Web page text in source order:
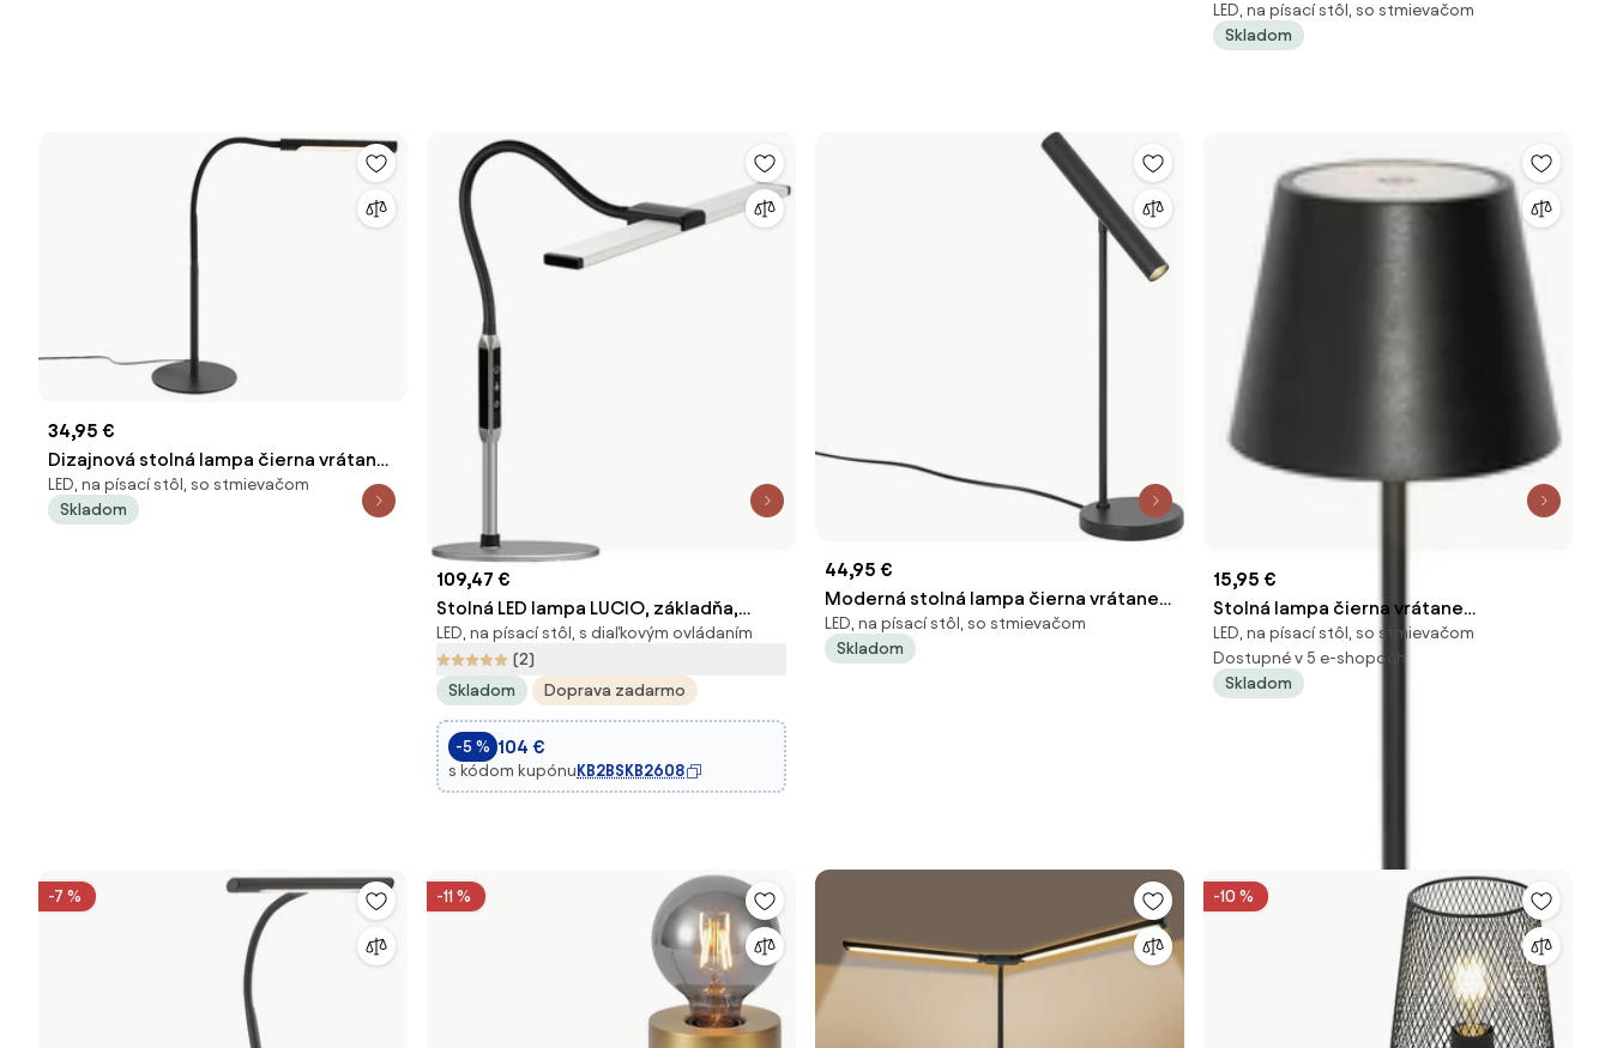
béžovým tienidlom - Nori
LED, na písací stôl, so stmievačom
Skladom
34,95 €
Dizajnová stolná lampa čierna vrátane
LED s dotykovým stmievačom - Palka
LED, na písací stôl, so stmievačom
Skladom
109,47 €
Stolná LED lampa LUCIO, základňa,
diaľkový ovládač
LED, na písací stôl, s diaľkovým ovládaním
(2)
Skladom
Doprava zadarmo
-5 % 104 €
s kódom kupónu KB2BSKB2608
44,95 €
Moderná stolná lampa čierna vrátane
LED s dotykovým stmievačom - Neva
LED, na písací stôl, so stmievačom
Skladom
15,95 €
Stolná lampa čierna vrátane
stmievateľnej a nabíjateľnej LED IP54 -
Murdock
LED, na písací stôl, so stmievačom
Dostupné v 5 e-shopoch
Skladom
-7 % -11 % -10 %